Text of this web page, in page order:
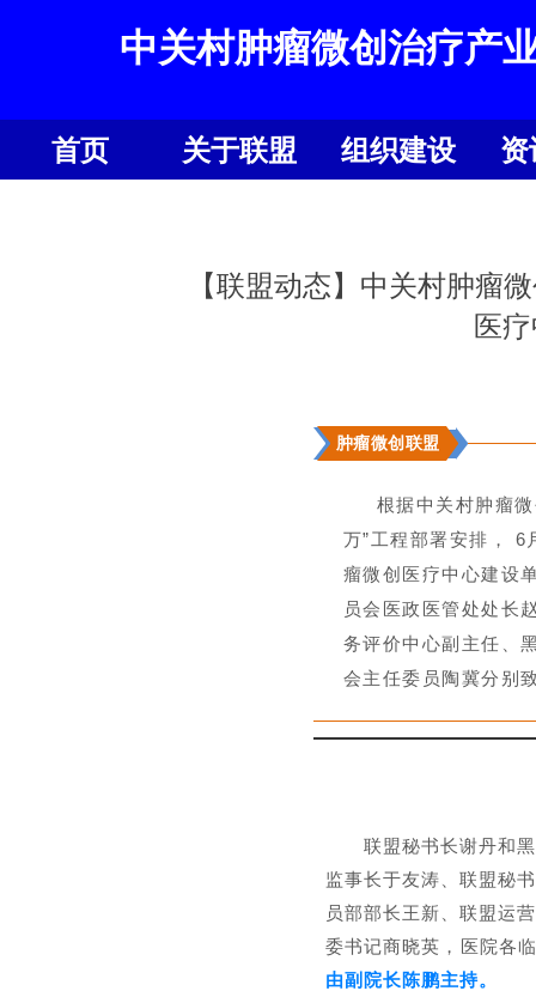
首页
关于联盟
组织建设
资
中关村肿瘤微创治疗产
【联盟动态】中关村肿瘤
医
肿瘤微创联盟
根据中关村肿瘤
万”工程部署安排， 6
瘤微创医疗中心建设
员会医政医管处处长
务评价中心副主任、
会主任委员陶冀分别
联盟秘书长谢丹和
监事长于友涛、联盟秘
员部部长王新、联盟运
委书记商晓英，医院各
由副院长陈鹏主持。